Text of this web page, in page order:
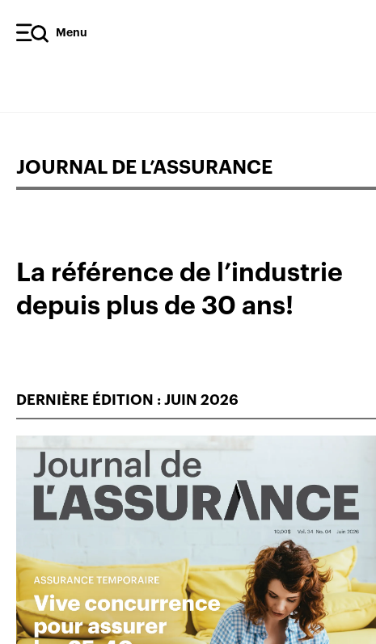
Menu
JOURNAL DE L’ASSURANCE
La référence de l’industrie
depuis plus de 30 ans!
DERNIÈRE ÉDITION : JUIN 2026